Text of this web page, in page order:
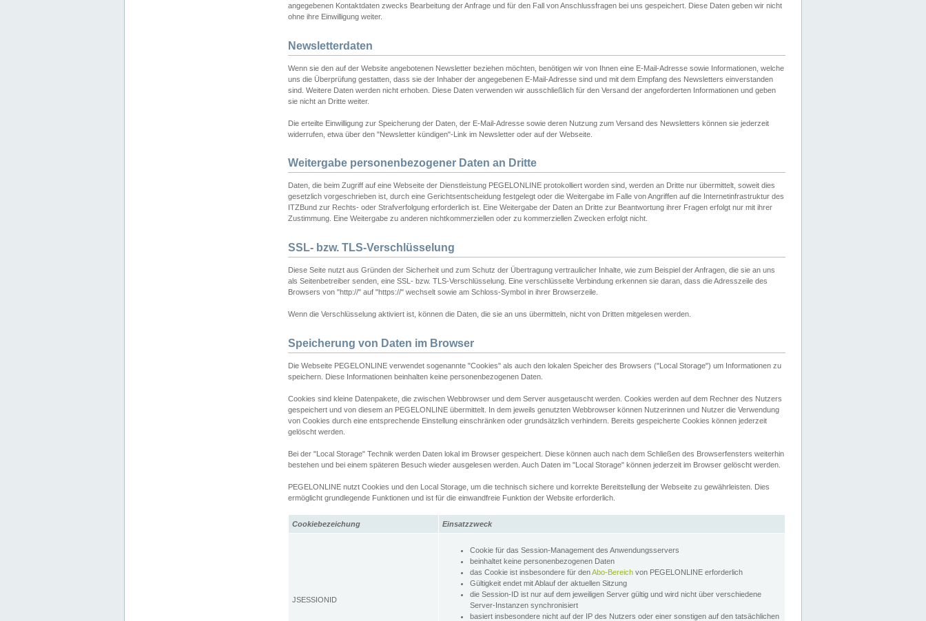
angegebenen Kontaktdaten zwecks Bearbeitung der Anfrage und für den Fall von Anschlussfragen bei uns gespeichert. Diese Daten geben wir nicht
ohne ihre Einwilligung weiter.
Newsletterdaten
Wenn sie den auf der Website angebotenen Newsletter beziehen möchten, benötigen wir von Ihnen eine E-Mail-Adresse sowie Informationen, welche
uns die Überprüfung gestatten, dass sie der Inhaber der angegebenen E-Mail-Adresse sind und mit dem Empfang des Newsletters einverstanden
sind. Weitere Daten werden nicht erhoben. Diese Daten verwenden wir ausschließlich für den Versand der angeforderten Informationen und geben
sie nicht an Dritte weiter.
Die erteilte Einwilligung zur Speicherung der Daten, der E-Mail-Adresse sowie deren Nutzung zum Versand des Newsletters können sie jederzeit
widerrufen, etwa über den "Newsletter kündigen"-Link im Newsletter oder auf der Webseite.
Weitergabe personenbezogener Daten an Dritte
Daten, die beim Zugriff auf eine Webseite der Dienstleistung PEGELONLINE protokolliert worden sind, werden an Dritte nur übermittelt, soweit dies
gesetzlich vorgeschrieben ist, durch eine Gerichtsentscheidung festgelegt oder die Weitergabe im Falle von Angriffen auf die Internetinfrastruktur des
ITZBund zur Rechts- oder Strafverfolgung erforderlich ist. Eine Weitergabe der Daten an Dritte zur Beantwortung ihrer Fragen erfolgt nur mit ihrer
Zustimmung. Eine Weitergabe zu anderen nichtkommerziellen oder zu kommerziellen Zwecken erfolgt nicht.
SSL- bzw. TLS-Verschlüsselung
Diese Seite nutzt aus Gründen der Sicherheit und zum Schutz der Übertragung vertraulicher Inhalte, wie zum Beispiel der Anfragen, die sie an uns
als Seitenbetreiber senden, eine SSL- bzw. TLS-Verschlüsselung. Eine verschlüsselte Verbindung erkennen sie daran, dass die Adresszeile des
Browsers von "http://" auf "https://" wechselt sowie am Schloss-Symbol in ihrer Browserzeile.
Wenn die Verschlüsselung aktiviert ist, können die Daten, die sie an uns übermitteln, nicht von Dritten mitgelesen werden.
Speicherung von Daten im Browser
Die Webseite PEGELONLINE verwendet sogenannte "Cookies" als auch den lokalen Speicher des Browsers ("Local Storage") um Informationen zu
speichern. Diese Informationen beinhalten keine personenbezogenen Daten.
Cookies sind kleine Datenpakete, die zwischen Webbrowser und dem Server ausgetauscht werden. Cookies werden auf dem Rechner des Nutzers
gespeichert und von diesem an PEGELONLINE übermittelt. In dem jeweils genutzten Webbrowser können Nutzerinnen und Nutzer die Verwendung
von Cookies durch eine entsprechende Einstellung einschränken oder grundsätzlich verhindern. Bereits gespeicherte Cookies können jederzeit
gelöscht werden.
Bei der "Local Storage" Technik werden Daten lokal im Browser gespeichert. Diese können auch nach dem Schließen des Browserfensters weiterhin
bestehen und bei einem späteren Besuch wieder ausgelesen werden. Auch Daten im "Local Storage" können jederzeit im Browser gelöscht werden.
PEGELONLINE nutzt Cookies und den Local Storage, um die technisch sichere und korrekte Bereitstellung der Webseite zu gewährleisten. Dies
ermöglicht grundlegende Funktionen und ist für die einwandfreie Funktion der Website erforderlich.
Cookiebezeichung Einsatzzweck
JSESSIONID
Cookie für das Session-Management des Anwendungsservers
beinhaltet keine personenbezogenen Daten
das Cookie ist insbesondere für denAbo-Bereich von PEGELONLINE erforderlich
Gültigkeit endet mit Ablauf der aktuellen Sitzung
die Session-ID ist nur auf dem jeweiligen Server gültig und wird nicht über verschiedene
Server-Instanzen synchronisiert
basiert insbesondere nicht auf der IP des Nutzers oder einer sonstigen auf den tatsächlichen